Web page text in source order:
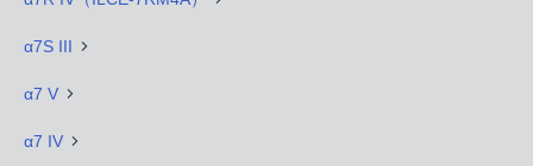
α7S III
α7 V
α7 IV